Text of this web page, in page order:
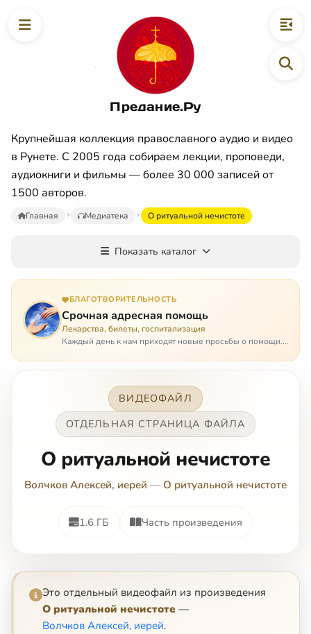
Предание.Ру
Крупнейшая коллекция православного аудио и видео
в Рунете. С 2005 года собираем лекции, проповеди,
аудиокниги и фильмы — более 30 000 записей от
1500 авторов.
Главная Медиатека О ритуальной нечистоте
Показать каталог
БЛАГОТВОРИТЕЛЬНОСТЬ
Срочная адресная помощь
Лекарства, билеты, госпитализация
Каждый день к нам приходят новые просьбы о помощи.
она нужна была вчера: в приеме лекарств образовался
ВИДЕОФАЙЛ
ОТДЕЛЬНАЯ СТРАНИЦА ФАЙЛА
О ритуальной нечистоте
Волчков Алексей, иерей — О ритуальной нечистоте
1.6 ГБ Часть произведения
Это отдельный видеофайл из произведения
О ритуальной нечистоте —
Волчков Алексей, иерей.